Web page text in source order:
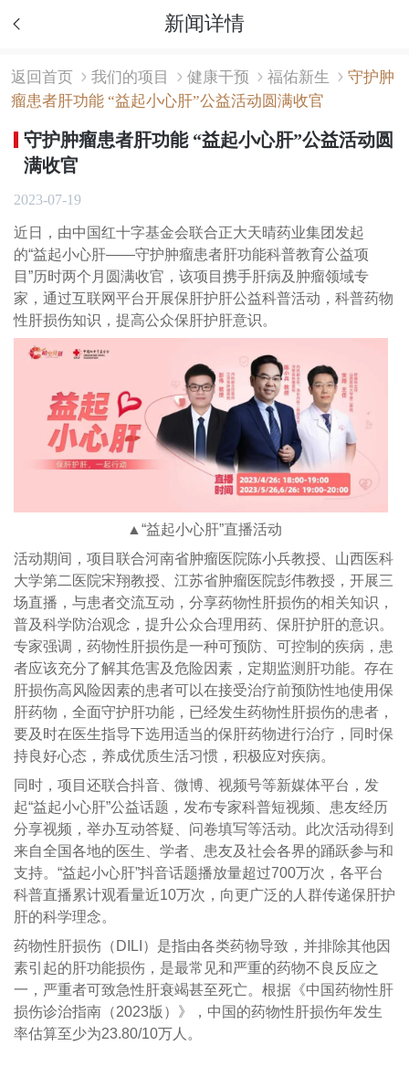
新闻详情
返回首页 我们的项目 健康干预 福佑新生
守护肿
瘤患者肝功能 “益起小心肝”公益活动圆满收官
守护肿瘤患者肝功能 “益起小心肝”公益活动圆
满收官
2023-07-19
近日，由中国红十字基金会联合正大天晴药业集团发起
的“益起小心肝——守护肿瘤患者肝功能科普教育公益项
目”历时两个月圆满收官，该项目携手肝病及肿瘤领域专
家，通过互联网平台开展保肝护肝公益科普活动，科普药物
性肝损伤知识，提高公众保肝护肝意识。
▲“益起小心肝”直播活动
活动期间，项目联合河南省肿瘤医院陈小兵教授、山西医科
大学第二医院宋翔教授、江苏省肿瘤医院彭伟教授，开展三
场直播，与患者交流互动，分享药物性肝损伤的相关知识，
普及科学防治观念，提升公众合理用药、保肝护肝的意识。
专家强调，药物性肝损伤是一种可预防、可控制的疾病，患
者应该充分了解其危害及危险因素，定期监测肝功能。存在
肝损伤高风险因素的患者可以在接受治疗前预防性地使用保
肝药物，全面守护肝功能，已经发生药物性肝损伤的患者，
要及时在医生指导下选用适当的保肝药物进行治疗，同时保
持良好心态，养成优质生活习惯，积极应对疾病。
同时，项目还联合抖音、微博、视频号等新媒体平台，发
起“益起小心肝”公益话题，发布专家科普短视频、患友经历
分享视频，举办互动答疑、问卷填写等活动。此次活动得到
来自全国各地的医生、学者、患友及社会各界的踊跃参与和
支持。“益起小心肝”抖音话题播放量超过700万次，各平台
科普直播累计观看量近10万次，向更广泛的人群传递保肝护
肝的科学理念。
药物性肝损伤（DILI）是指由各类药物导致，并排除其他因
素引起的肝功能损伤，是最常见和严重的药物不良反应之
一，严重者可致急性肝衰竭甚至死亡。根据《中国药物性肝
损伤诊治指南（2023版）》，中国的药物性肝损伤年发生
率估算至少为23.80/10万人。